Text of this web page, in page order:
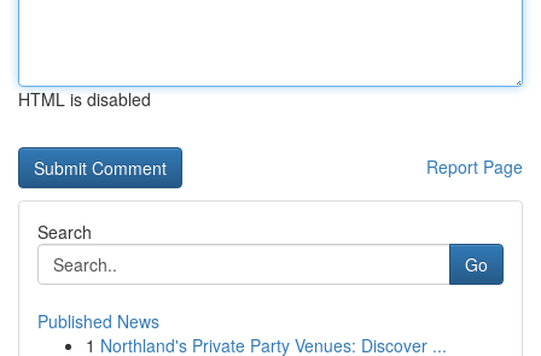
HTML is disabled
Report Page
Search
Go
Published News
1 Northland's Private Party Venues: Discover ...